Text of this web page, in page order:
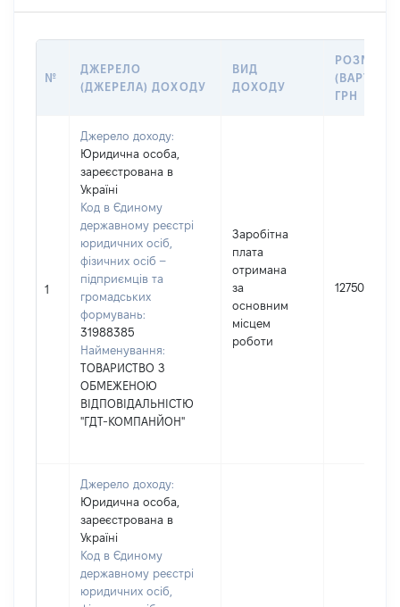
№
ДЖЕРЕЛО
(ДЖЕРЕЛА) ДОХОДУ
ВИД
ДОХОДУ
РОЗМІР
ГРН
1
Джерело доходу:
Юридична особа,
зареєстрована в
Україні
Код в Єдиному
державному реєстрі
юридичних осіб,
фізичних осіб –
підприємців та
громадських
формувань:
31988385
Найменування:
ТОВАРИСТВО З
ОБМЕЖЕНОЮ
ВІДПОВІДАЛЬНІСТЮ
"ГДТ-КОМПАНЙОН"
Заробітна
плата
отримана
за
основним
місцем
роботи
127500
Джерело доходу:
Юридична особа,
зареєстрована в
Україні
Код в Єдиному
державному реєстрі
юридичних осіб,